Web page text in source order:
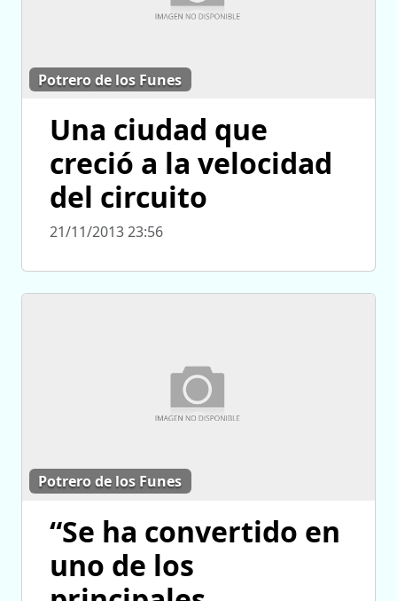
Potrero de los Funes
Una ciudad que
creció a la velocidad
del circuito
21/11/2013 23:56
Potrero de los Funes
“Se ha convertido en
uno de los